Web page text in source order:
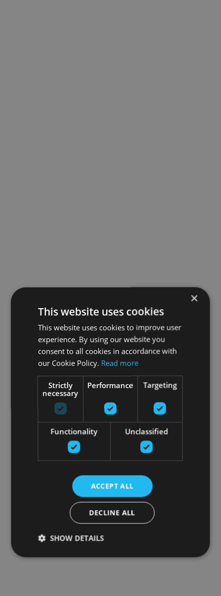
×
This website uses cookies
This website uses cookies to improve user
experience. By using our website you
consent to all cookies in accordance with
our Cookie Policy. Read more
Strictly
necessary
Performance Targeting
Functionality Unclassified
ACCEPT ALL
DECLINE ALL
SHOW DETAILS